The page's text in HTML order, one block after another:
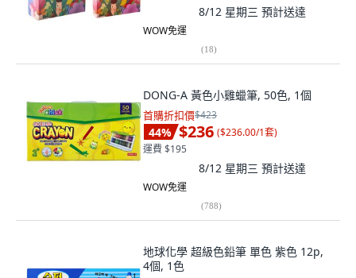
8/12 星期三 預計送達
WOW免運
(18)
DONG-A 黃色小雞蠟筆, 50色, 1個
首購折扣價$423
44% $236 ($236.00/1套)
運費 $195
8/12 星期三 預計送達
WOW免運
(788)
地球化學 超級色鉛筆 單色 紫色 12p,
4個, 1色